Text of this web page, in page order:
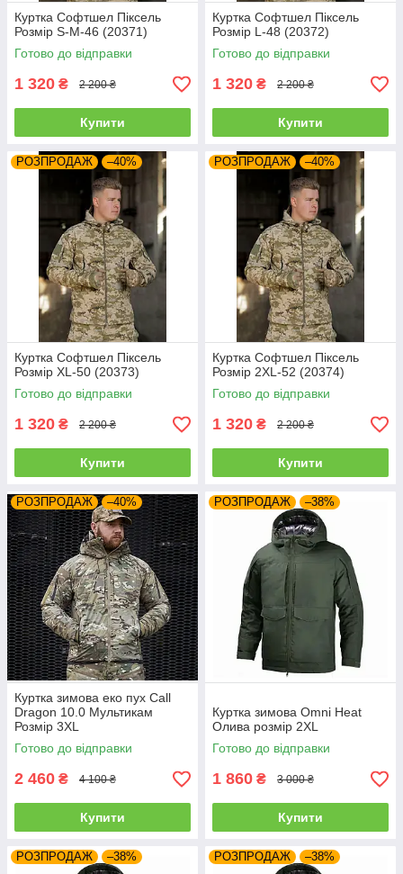
Куртка Софтшел Піксель
Розмір S-M-46 (20371)
Готово до відправки
1 320 ₴ 2 200 ₴
Купити
Куртка Софтшел Піксель
Розмір L-48 (20372)
Готово до відправки
1 320 ₴ 2 200 ₴
Купити
РОЗПРОДАЖ –40%
Куртка Софтшел Піксель
Розмір XL-50 (20373)
Готово до відправки
1 320 ₴ 2 200 ₴
Купити
РОЗПРОДАЖ –40%
Куртка Софтшел Піксель
Розмір 2XL-52 (20374)
Готово до відправки
1 320 ₴ 2 200 ₴
Купити
РОЗПРОДАЖ –40%
Куртка зимова еко пух Call
Dragon 10.0 Мультикам
Розмір 3XL
Готово до відправки
2 460 ₴ 4 100 ₴
Купити
РОЗПРОДАЖ –38%
Куртка зимова Omni Heat
Олива розмір 2XL
Готово до відправки
1 860 ₴ 3 000 ₴
Купити
РОЗПРОДАЖ –38% РОЗПРОДАЖ –38%